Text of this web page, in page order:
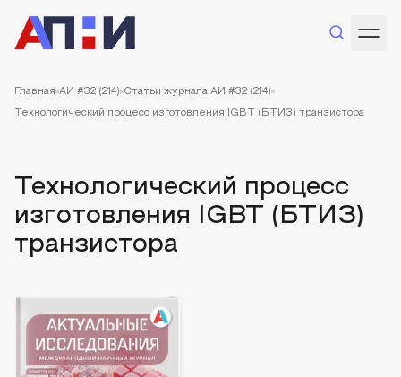
Главная АИ #32 (214) Статьи журнала АИ #32 (214)
Технологический процесс изготовления IGBT (БТИЗ) транзистора
Технологический процесс
изготовления IGBT (БТИЗ)
транзистора